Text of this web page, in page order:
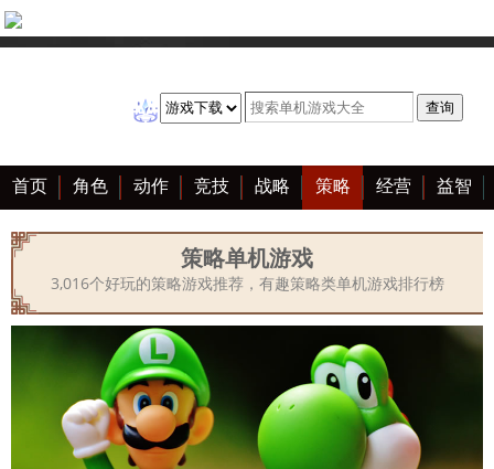
首页 角色 动作 竞技 战略 策略 经营 益智
冒险 棋牌 赛车 音乐 恋爱 单机 大全
策略单机游戏
3,016个好玩的策略游戏推荐，有趣策略类单机游戏排行榜